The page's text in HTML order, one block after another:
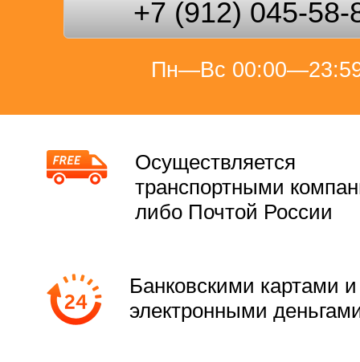
+7 (912) 045-58-
Пн—Вс
Осуществляется
транспортными
либо Почтой России
Банковскими картами и
электронными